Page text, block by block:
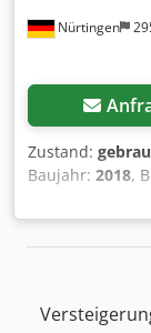
Nürtingen
Zustand:
Baujahr: 2018,
Kraftstofftyp:
mm,